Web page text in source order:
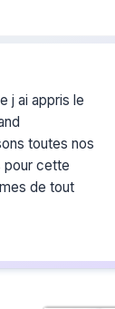
j ai appris le
toutes nos
pour cette
de tout